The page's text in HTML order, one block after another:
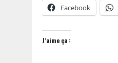
Facebook
J’aime ça :